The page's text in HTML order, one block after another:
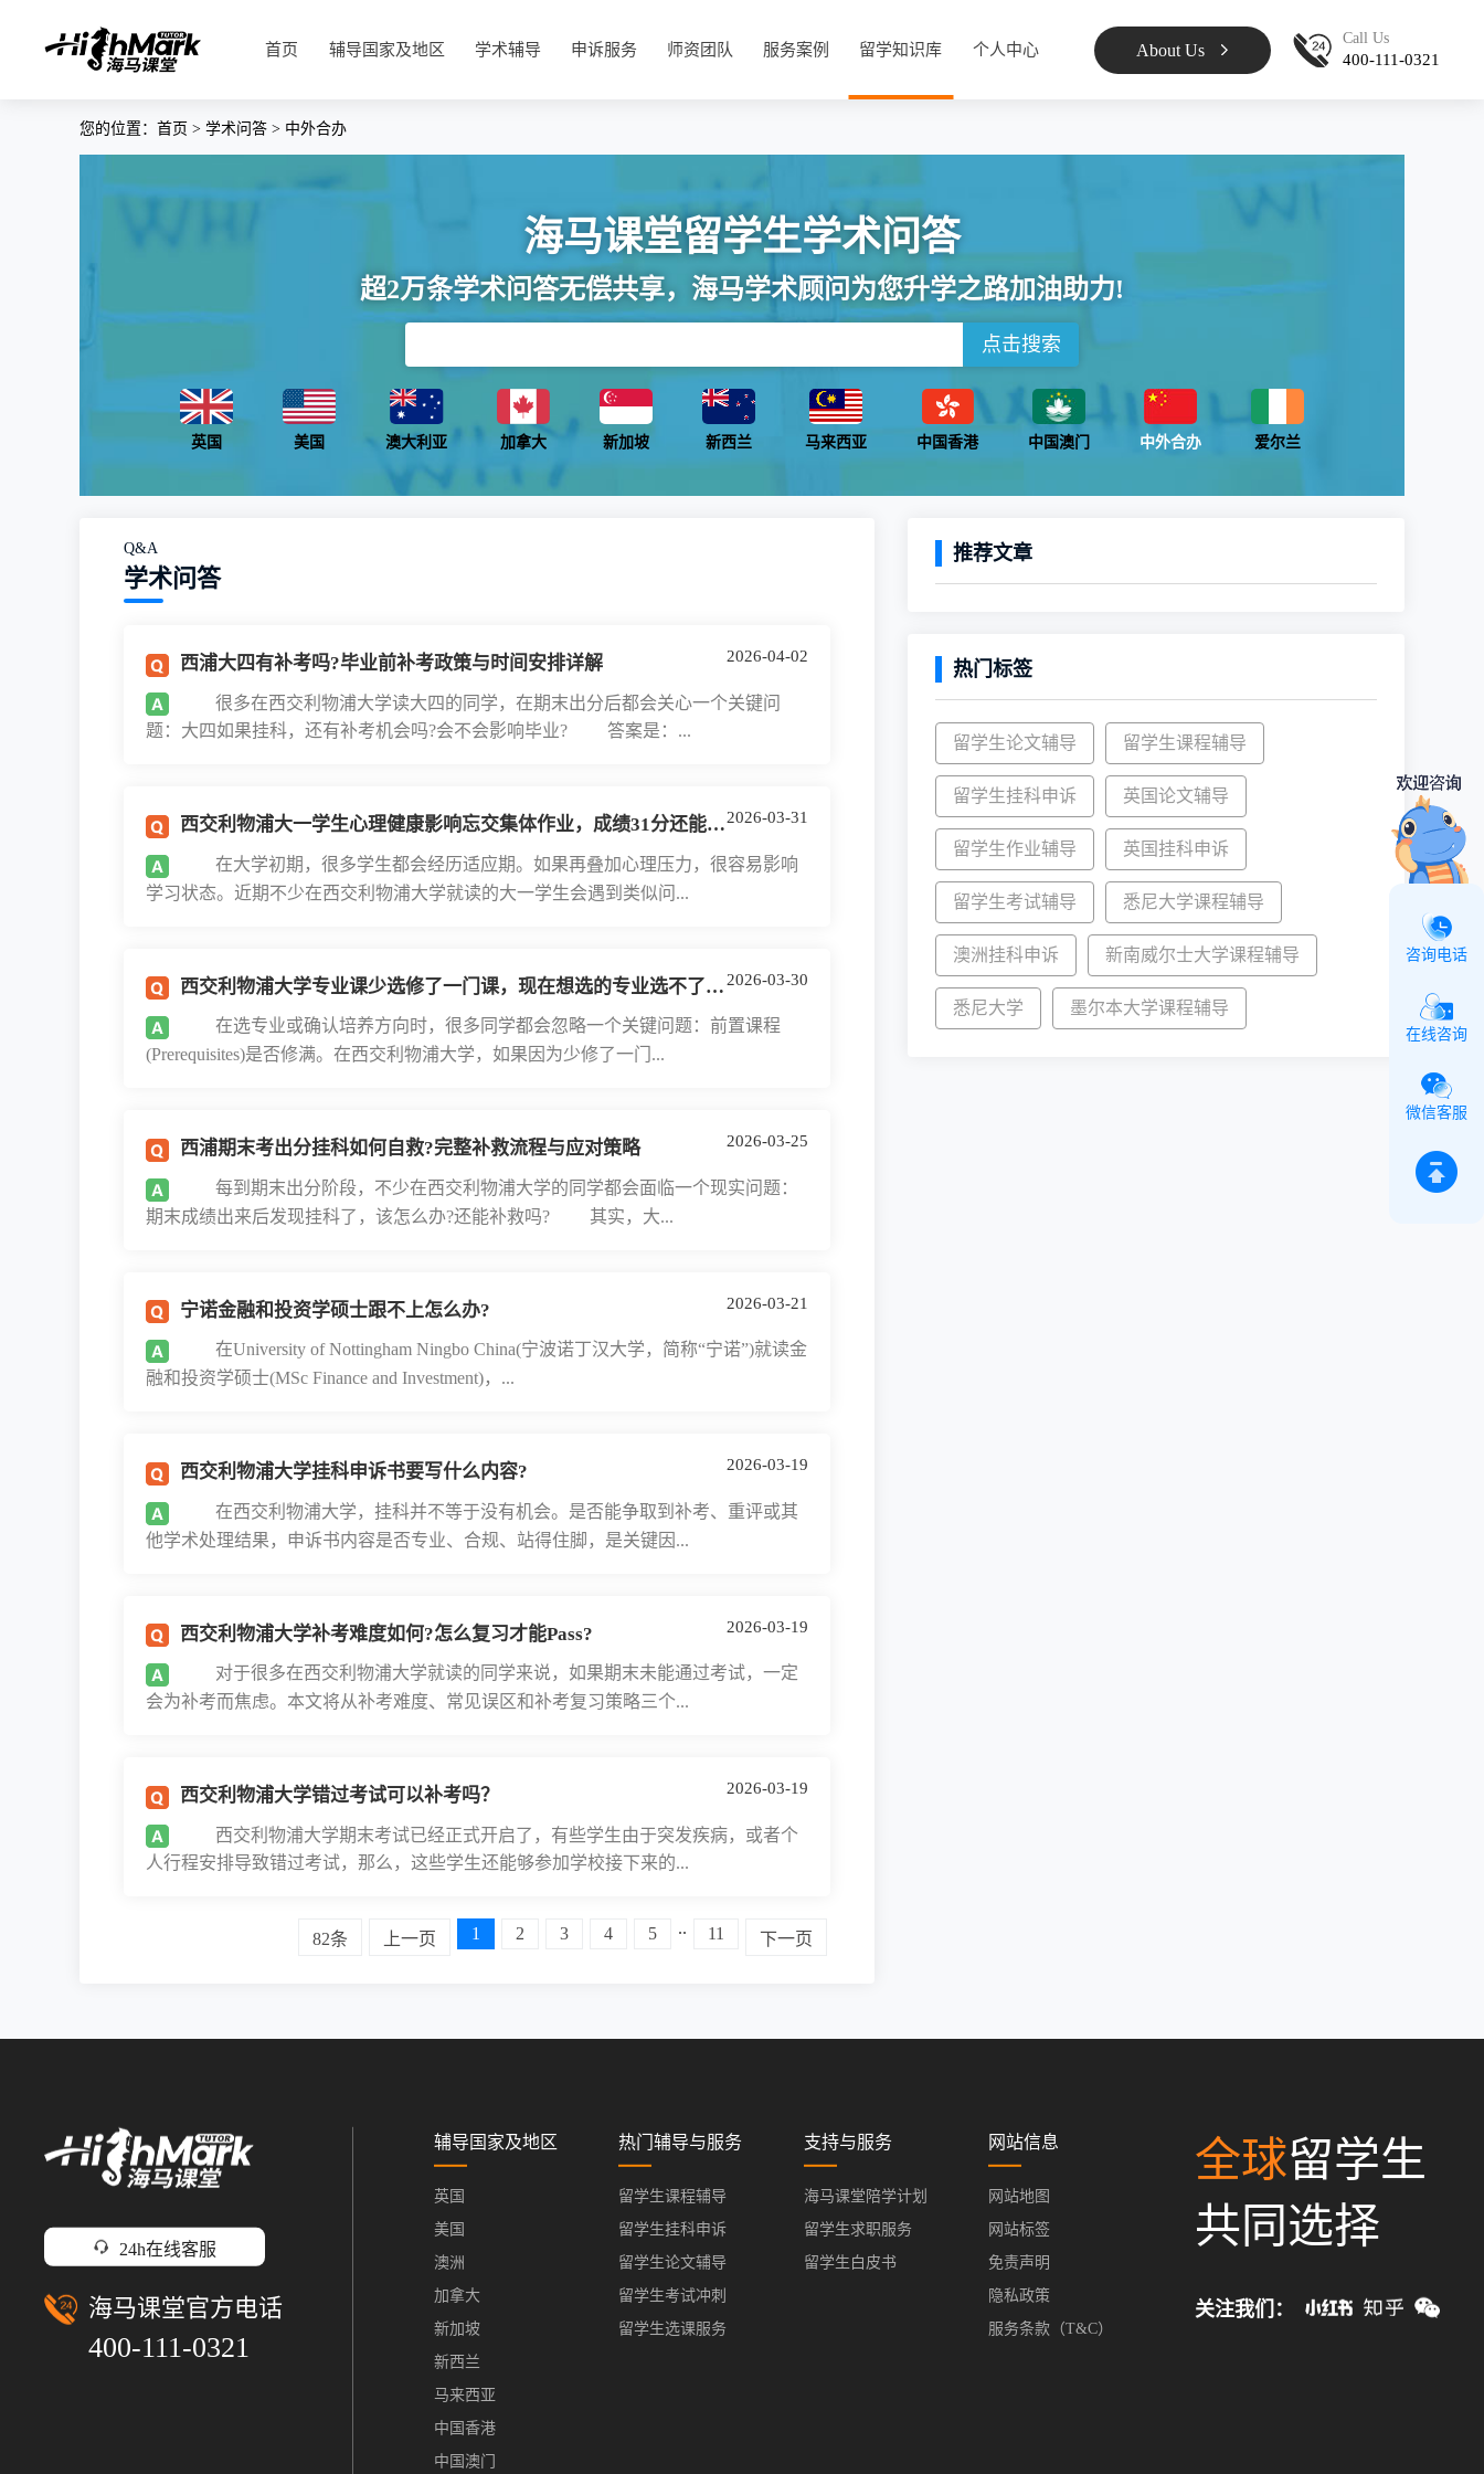
首页 辅导国家及地区 学术辅导 申诉服务 师资团队 服务案例 留学知识库 个人中心 About Us
Call Us
400-111-0321
您的位置： 首页 > 学术问答 > 中外合办
海马课堂留学生学术问答
超2万条学术问答无偿共享，海马学术顾问为您升学之路加油助力!
点击搜索
英国 美国 澳大利亚 加拿大 新加坡 新西兰 马来西亚 中国香港 中国澳门 中外合办 爱尔兰
Q&A
学术问答
2026-04-02
西浦大四有补考吗?毕业前补考政策与时间安排详解
很多在西交利物浦大学读大四的同学，在期末出分后都会关心一个关键问
题：大四如果挂科，还有补考机会吗?会不会影响毕业? 答案是：...
2026-03-31
西交利物浦大一学生心理健康影响忘交集体作业，成绩31分还能补救吗?
在大学初期，很多学生都会经历适应期。如果再叠加心理压力，很容易影响
学习状态。近期不少在西交利物浦大学就读的大一学生会遇到类似问...
2026-03-30
西交利物浦大学专业课少选修了一门课，现在想选的专业选不了，这种情况可以申诉吗?
在选专业或确认培养方向时，很多同学都会忽略一个关键问题：前置课程
(Prerequisites)是否修满。在西交利物浦大学，如果因为少修了一门...
2026-03-25
西浦期末考出分挂科如何自救?完整补救流程与应对策略
每到期末出分阶段，不少在西交利物浦大学的同学都会面临一个现实问题：
期末成绩出来后发现挂科了，该怎么办?还能补救吗? 其实，大...
2026-03-21
宁诺金融和投资学硕士跟不上怎么办?
在University of Nottingham Ningbo China(宁波诺丁汉大学，简称“宁诺”)就读金
融和投资学硕士(MSc Finance and Investment)，...
2026-03-19
西交利物浦大学挂科申诉书要写什么内容?
在西交利物浦大学，挂科并不等于没有机会。是否能争取到补考、重评或其
他学术处理结果，申诉书内容是否专业、合规、站得住脚，是关键因...
2026-03-19
西交利物浦大学补考难度如何?怎么复习才能Pass?
对于很多在西交利物浦大学就读的同学来说，如果期末未能通过考试，一定
会为补考而焦虑。本文将从补考难度、常见误区和补考复习策略三个...
2026-03-19
西交利物浦大学错过考试可以补考吗？
西交利物浦大学期末考试已经正式开启了，有些学生由于突发疾病，或者个
人行程安排导致错过考试，那么，这些学生还能够参加学校接下来的...
82条 上一页 1 2 3 4 5 .. 11 下一页
推荐文章
热门标签
留学生论文辅导 留学生课程辅导
留学生挂科申诉 英国论文辅导
留学生作业辅导 英国挂科申诉
留学生考试辅导 悉尼大学课程辅导
澳洲挂科申诉 新南威尔士大学课程辅导
悉尼大学 墨尔本大学课程辅导
24h在线客服
海马课堂官方电话
400-111-0321
辅导国家及地区
英国
美国
澳洲
加拿大
新加坡
新西兰
马来西亚
中国香港
中国澳门
热门辅导与服务
留学生课程辅导
留学生挂科申诉
留学生论文辅导
留学生考试冲刺
留学生选课服务
支持与服务
海马课堂陪学计划
留学生求职服务
留学生白皮书
网站信息
网站地图
网站标签
免责声明
隐私政策
服务条款（T&C）
全球留学生
共同选择
关注我们：
咨询电话
在线咨询
微信客服